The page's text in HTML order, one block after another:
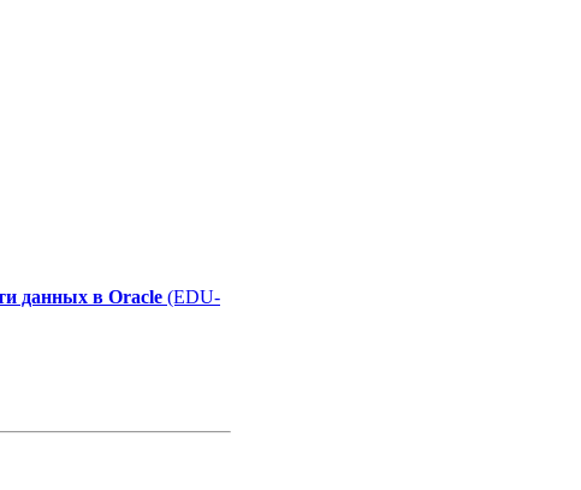
данных в Oracle (EDU-